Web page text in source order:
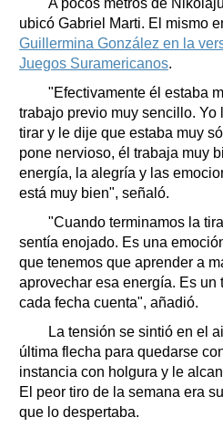
ubicó Gabriel Marti. El mismo
Guillermina González en la
Juegos Suramericanos.
"Efectivamente él estaba
trabajo previo muy sencillo. Yo
tirar y le dije que estaba muy
pone nervioso, él trabaja muy
energía, la alegría y las
está muy bien", señaló.
"Cuando terminamos la
sentía enojado. Es una
que tenemos que aprender a
aprovechar esa energía. Es un
cada fecha cuenta", añadió.
La tensión se sintió en el
última flecha para quedarse
instancia con holgura y le
El peor tiro de la semana era
que lo despertaba.